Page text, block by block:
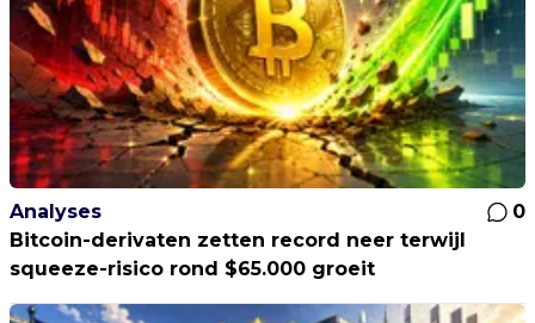
Analyses
0
Bitcoin-derivaten zetten record neer terwijl
squeeze-risico rond $65.000 groeit